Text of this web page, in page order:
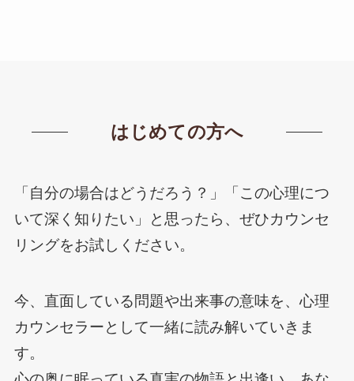
はじめての方へ
「自分の場合はどうだろう？」「この心理につ
いて深く知りたい」と思ったら、ぜひカウンセ
リングをお試しください。
今、直面している問題や出来事の意味を、心理
カウンセラーとして一緒に読み解いていきま
す。